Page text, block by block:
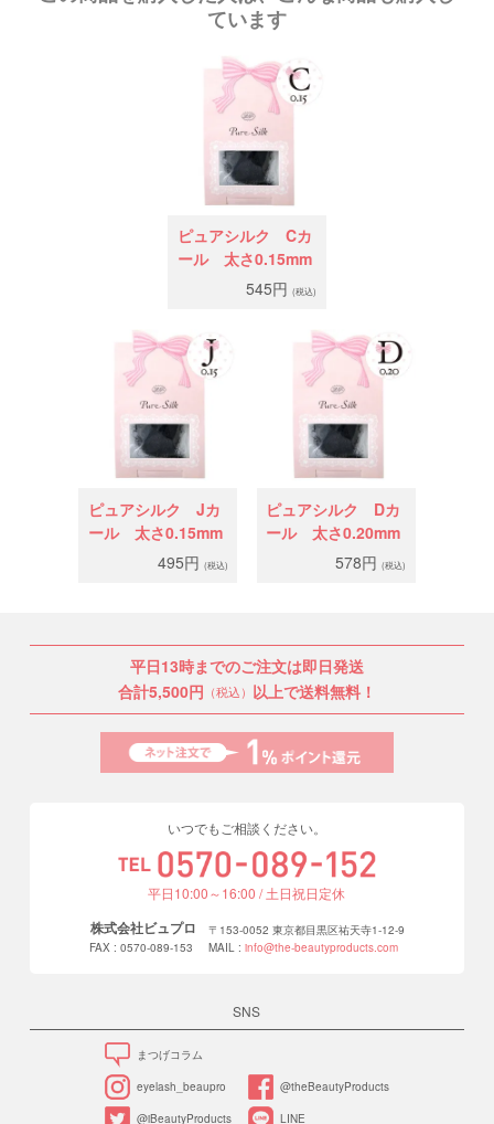
ています
ピュアシルク Cカ
ール 太さ0.15mm
545円(税込)
ピュアシルク Jカ
ール 太さ0.15mm
495円 (税込)
ピュアシルク Dカ
ール 太さ0.20mm
578円(税込)
平日13時までのご注文は即日発送
合計5,500円 （税込） 以上で送料無料！
いつでもご相談ください。
平日10:00～16:00 / 土日祝日定休
株式会社ビュプロ
〒153-0052 東京都目黒区祐天寺1-12-9
FAX : 0570-089-153
MAIL : info@the-beautyproducts.com
SNS
まつげコラム
eyelash_beaupro @theBeautyProducts
@iBeautyProducts LINE